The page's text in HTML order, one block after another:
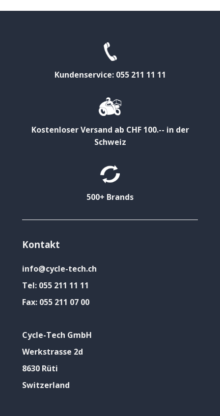
Kundenservice: 055 211 11 11
Kostenloser Versand ab CHF 100.-- in der
Schweiz
500+ Brands
Kontakt
info@cycle-tech.ch
Tel: 055 211 11 11
Fax: 055 211 07 00
Cycle-Tech GmbH
Werkstrasse 2d
8630 Rüti
Switzerland